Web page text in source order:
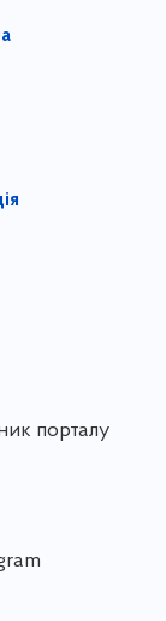
порталу